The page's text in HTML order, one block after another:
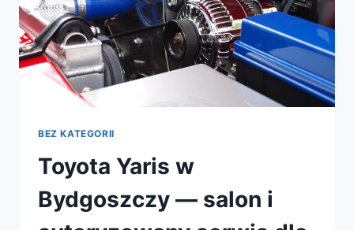
BEZ KATEGORII
Toyota Yaris w
Bydgoszczy — salon i